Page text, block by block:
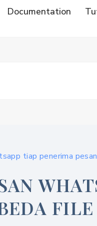
Documentation
tiap penerima